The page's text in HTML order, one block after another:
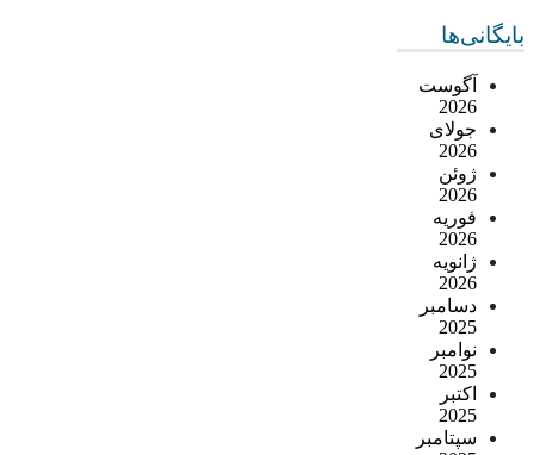
بایگانی‌ها
آگوست
2026
جولای
2026
ژوئن
2026
فوریه
2026
ژانویه
2026
دسامبر
2025
نوامبر
2025
اکتبر
2025
سپتامبر